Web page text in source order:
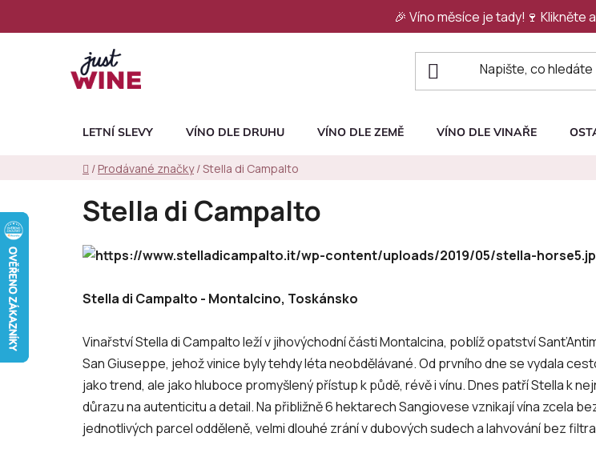
🎉 Víno měsíce je tady!🍷 Klikněte
LETNÍ SLEVY VÍNO DLE DRUHU VÍNO DLE ZEMĚ VÍNO DLE VINAŘE
Domů
/ Prodávané značky /Stella di Campalto
Stella di Campalto
Stella di Campalto - Montalcino, Toskánsko
Vinařství Stella di Campalto leží v jihovýchodní části Montalcina, poblíž opatství
San Giuseppe, jehož vinice byly tehdy léta neobdělávané. Od prvního dne se vydala
jako trend, ale jako hluboce promyšlený přístup k půdě, révě i vínu. Dnes patří Stella k
důrazu na autenticitu a detail. Na přibližně 6 hektarech Sangiovese vznikají vína zcela
jednotlivých parcel odděleně, velmi dlouhé zrání v dubových sudech a lahvování bez